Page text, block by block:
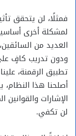
فمثلًا، لن يتحقق
لمشكلة أخرى
ودون تدريب كافٍ
تطبيق الرقمنة،
أصلحنا هذا
الإشارات
لن تكفي.